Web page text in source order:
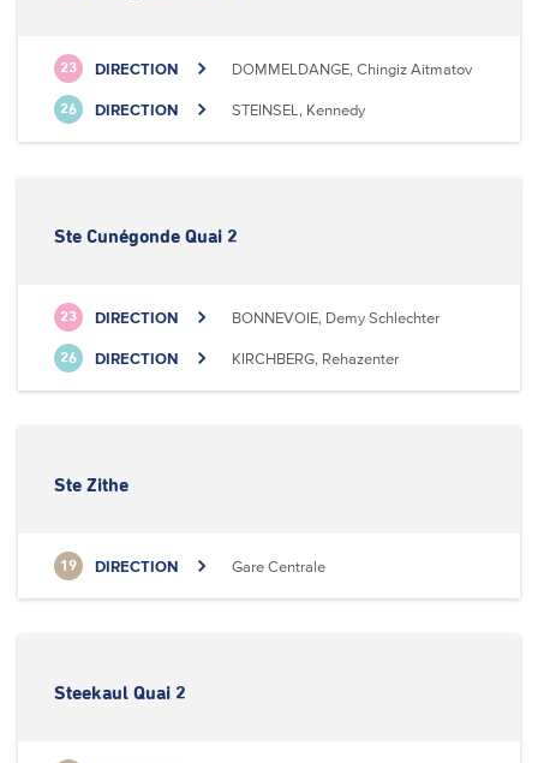
23 DIRECTION DOMMELDANGE, Chingiz Aitmatov
26 DIRECTION STEINSEL, Kennedy
Ste Cunégonde Quai 2
23 DIRECTION BONNEVOIE, Demy Schlechter
26 DIRECTION KIRCHBERG, Rehazenter
Ste Zithe
19 DIRECTION Gare Centrale
Steekaul Quai 2